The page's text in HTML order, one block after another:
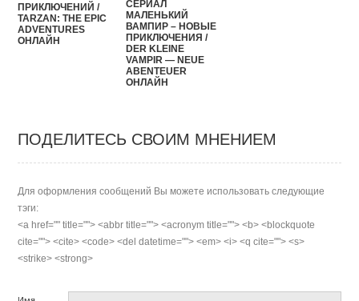
ПРИКЛЮЧЕНИЙ /
TARZAN: THE EPIC
ADVENTURES
ОНЛАЙН
СЕРИАЛ
МАЛЕНЬКИЙ
ВАМПИР – НОВЫЕ
ПРИКЛЮЧЕНИЯ /
DER KLEINE
VAMPIR — NEUE
ABENTEUER
ОНЛАЙН
ПОДЕЛИТЕСЬ СВОИМ МНЕНИЕМ
Для оформления сообщений Вы можете использовать следующие
тэги:
<a href="" title=""> <abbr title=""> <acronym title=""> <b> <blockquote
cite=""> <cite> <code> <del datetime=""> <em> <i> <q cite=""> <s>
<strike> <strong>